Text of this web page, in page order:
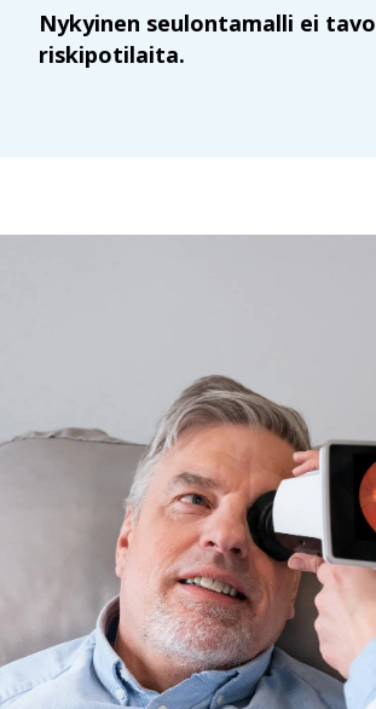
Nykyinen seulontamalli ei
riskipotilaita.